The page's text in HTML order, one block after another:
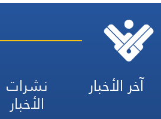
آخر الأخبار نشرات
الأخبار